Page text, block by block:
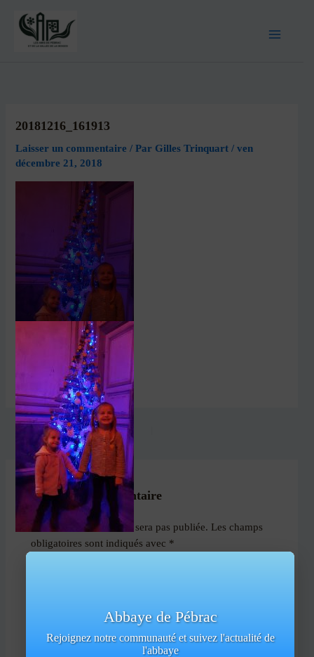
20181216_161913
Laisser un commentaire / Par Gilles Trinquart/ven
décembre 21, 2018
PRÉCÉDENT
Laisser un commentaire
Votre adresse e-mail ne sera pas publiée. Les champs
obligatoires sont indiqués avec *
Abbaye de Pébrac
Rejoignez notre communauté et suivez l'actualité de
l'abbaye